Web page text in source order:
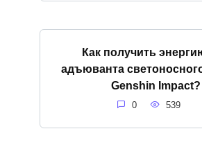
Как получить
адъюванта
Genshin Impact?
0 539